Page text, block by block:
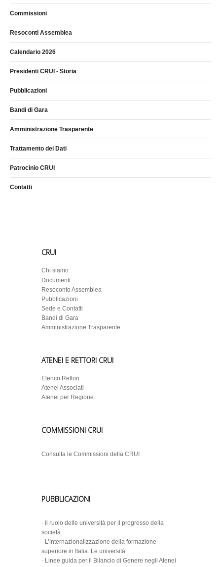
Commissioni
Resoconti Assemblea
Calendario 2026
Presidenti CRUI - Storia
Pubblicazioni
Bandi di Gara
Amministrazione Trasparente
Trattamento dei Dati
Patrocinio CRUI
Contatti
CRUI
Chi siamo
Documenti
Resoconto Assemblea
Pubblicazioni
Sede e Contatti
Bandi di Gara
Amministrazione Trasparente
ATENEI E RETTORI CRUI
Elenco Rettori
Atenei Associati
Atenei per Regione
COMMISSIONI CRUI
Consulta le Commissioni della CRUI
PUBBLICAZIONI
-
Il ruolo delle università per il progresso della
società
- L’internazionalizzazione della formazione
superiore in Italia. Le università
- Linee guida per il Bilancio di Genere negli Atenei